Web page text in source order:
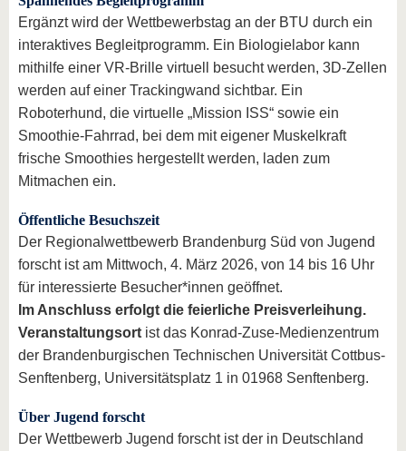
Ergänzt wird der Wettbewerbstag an der BTU durch ein
interaktives Begleitprogramm. Ein Biologielabor kann
mithilfe einer VR-Brille virtuell besucht werden, 3D-Zellen
werden auf einer Trackingwand sichtbar. Ein
Roboterhund, die virtuelle „Mission ISS“ sowie ein
Smoothie-Fahrrad, bei dem mit eigener Muskelkraft
frische Smoothies hergestellt werden, laden zum
Mitmachen ein.
Öffentliche Besuchszeit
Der Regionalwettbewerb Brandenburg Süd von Jugend
forscht ist am Mittwoch, 4. März 2026, von 14 bis 16 Uhr
für interessierte Besucher*innen geöffnet.
Im Anschluss erfolgt die feierliche Preisverleihung.
Veranstaltungsort ist das Konrad-Zuse-Medienzentrum
der Brandenburgischen Technischen Universität Cottbus-
Senftenberg, Universitätsplatz 1 in 01968 Senftenberg.
Über Jugend forscht
Der Wettbewerb Jugend forscht ist der in Deutschland